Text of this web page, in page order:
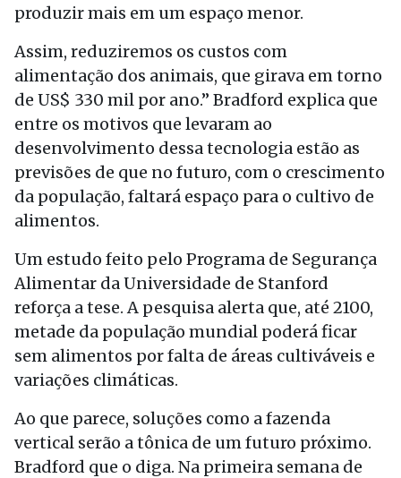
produzir mais em um espaço menor.
Assim, reduziremos os custos com
alimentação dos animais, que girava em torno
de US$ 330 mil por ano.” Bradford explica que
entre os motivos que levaram ao
desenvolvimento dessa tecnologia estão as
previsões de que no futuro, com o crescimento
da população, faltará espaço para o cultivo de
alimentos.
Um estudo feito pelo Programa de Segurança
Alimentar da Universidade de Stanford
reforça a tese. A pesquisa alerta que, até 2100,
metade da população mundial poderá ficar
sem alimentos por falta de áreas cultiváveis e
variações climáticas.
Ao que parece, soluções como a fazenda
vertical serão a tônica de um futuro próximo.
Bradford que o diga. Na primeira semana de